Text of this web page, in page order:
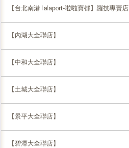
【台北南港 lalaport-啦啦寶都】羅技專賣店
【內湖大全聯店】
【中和大全聯店】
【土城大全聯店】
【景平大全聯店】
【碧潭大全聯店】